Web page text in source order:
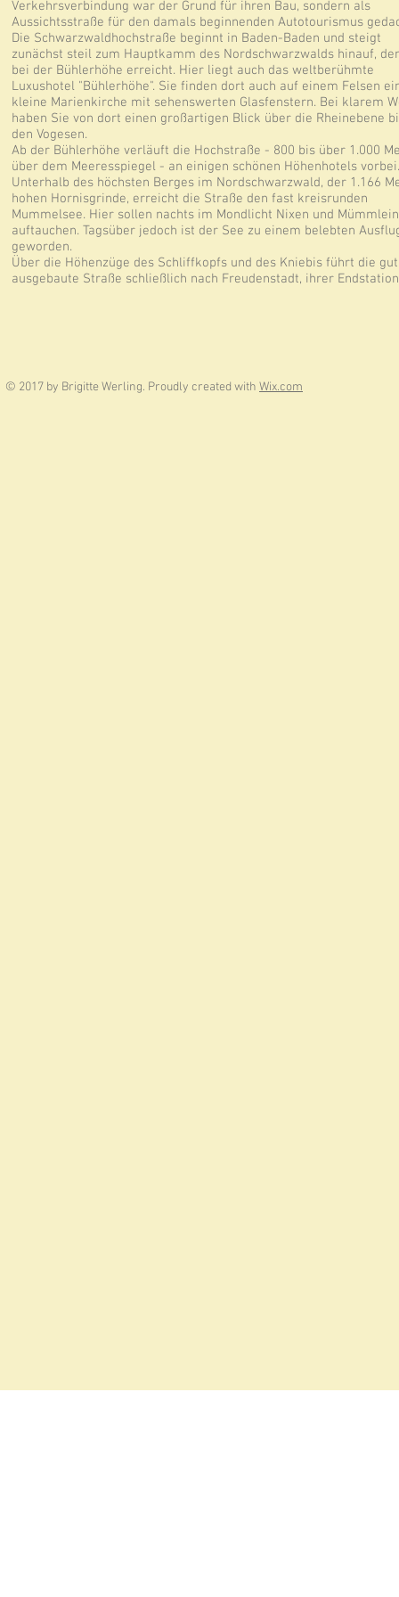
Verkehrsverbindung war der Grund für ihren Bau, sondern als
Aussichtsstraße für den damals beginnenden Autotourismus
Die Schwarzwaldhochstraße beginnt in Baden-Baden und steigt
zunächst steil zum Hauptkamm des Nordschwarzwalds hinauf,
bei der Bühlerhöhe erreicht. Hier liegt auch das weltberühmte
Luxushotel "Bühlerhöhe". Sie finden dort auch auf einem Felsen
kleine Marienkirche mit sehenswerten Glasfenstern. Bei klarem
haben Sie von dort einen großartigen Blick über die Rheinebene
den Vogesen.
Ab der Bühlerhöhe verläuft die Hochstraße - 800 bis über 1.000
über dem Meeresspiegel - an einigen schönen Höhenhotels vorbei.
Unterhalb des höchsten Berges im Nordschwarzwald, der 1.166
hohen Hornisgrinde, erreicht die Straße den fast kreisrunden
Mummelsee. Hier sollen nachts im Mondlicht Nixen und Mümmlein
auftauchen. Tagsüber jedoch ist der See zu einem belebten
geworden.
Über die Höhenzüge des Schliffkopfs und des Kniebis führt die gut
ausgebaute Straße schließlich nach Freudenstadt, ihrer
© 2017 by Brigitte Werling. Proudly created with Wix.com